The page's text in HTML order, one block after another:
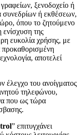
γραφείων, ξενοδοχείο ή
συνεδρίων ή εκθέσεων,
όπου το ζητούμενο
ενίσχυση της
ευκολία χρήσης, με
αποτελεί
έλεγχο του ανοίγματος
τηλεφώνου,
που ως τώρα
” επιτυγχάνει